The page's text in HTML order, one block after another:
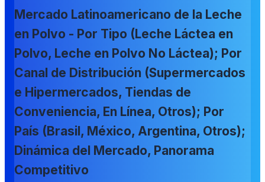
Mercado Latinoamericano de la Leche
en Polvo - Por Tipo (Leche Láctea en
Polvo, Leche en Polvo No Láctea); Por
Canal de Distribución (Supermercados
e Hipermercados, Tiendas de
Conveniencia, En Línea, Otros); Por
País (Brasil, México, Argentina, Otros);
Dinámica del Mercado, Panorama
Competitivo